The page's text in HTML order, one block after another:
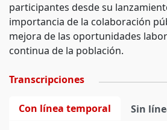
participantes desde su
importancia de la colaboración
mejora de las oportunidades
continua de la población.
Transcripciones
Con línea temporal Sin